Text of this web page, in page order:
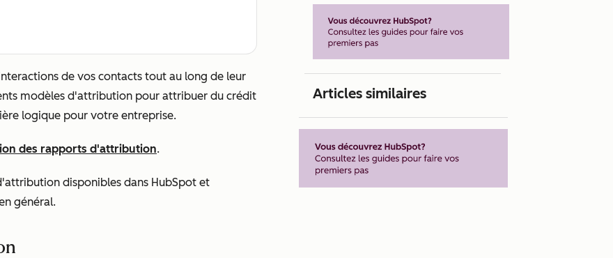
de vos contacts tout au long de leur
modèles d'attribution pour attribuer du crédit
logique pour votre entreprise.
des rapports d'attribution.
disponibles dans HubSpot et
général.
Articles similaires